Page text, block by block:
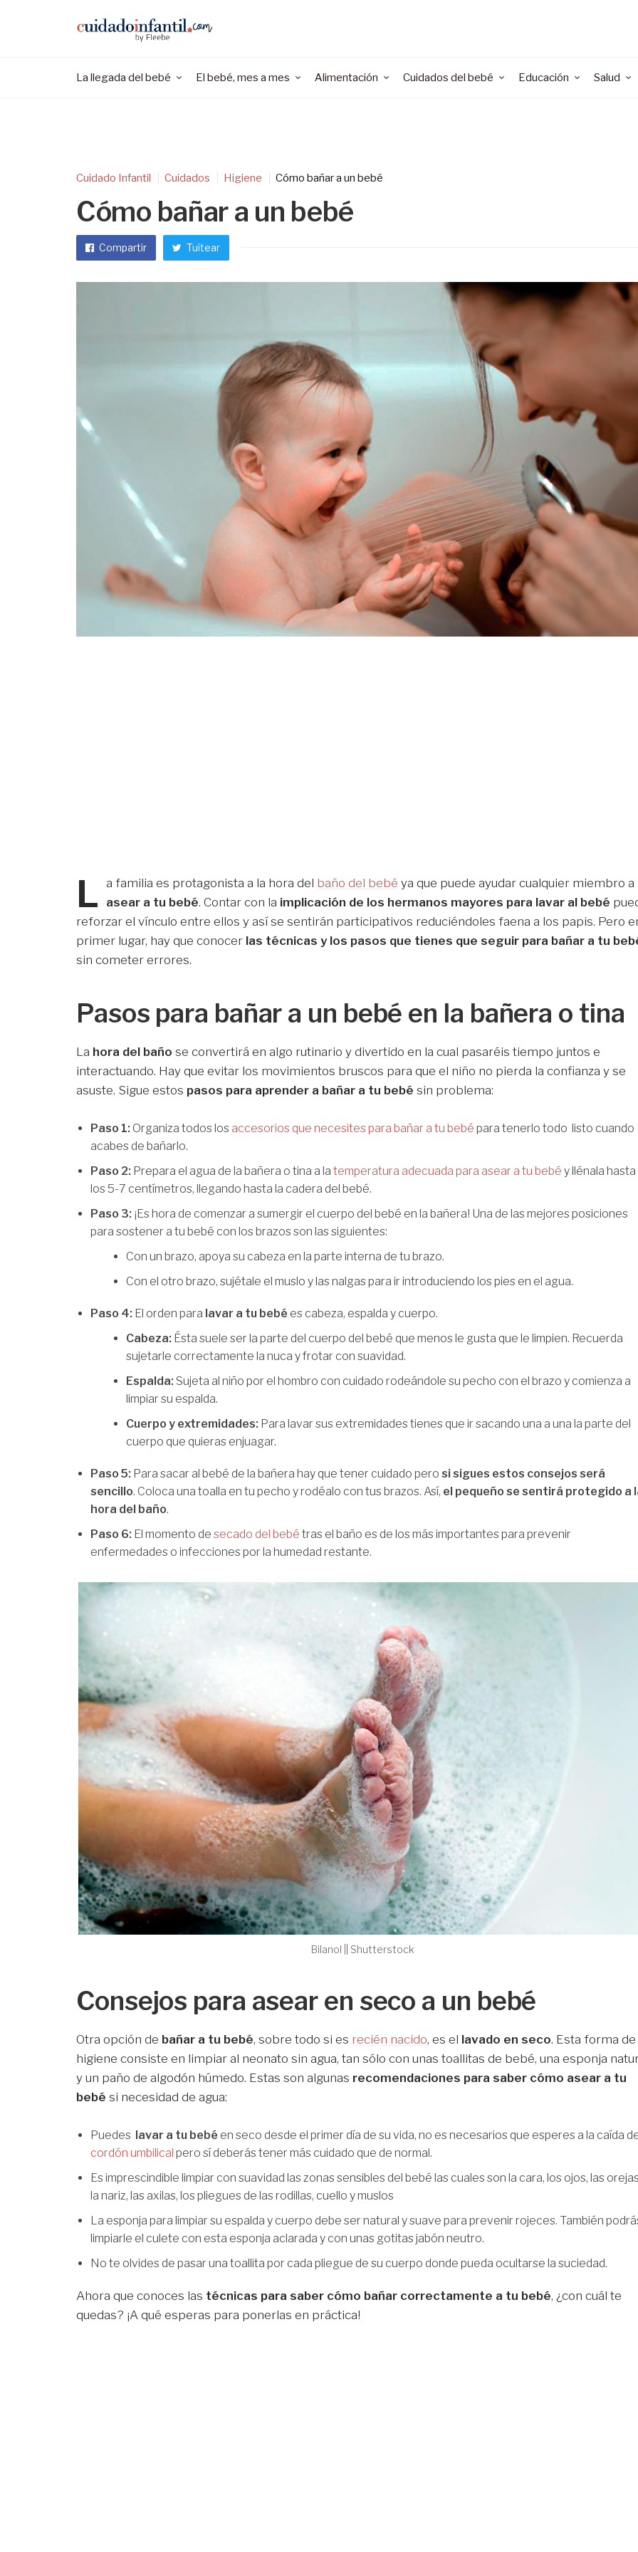
La llegada del bebé El bebé, mes a mes Alimentación Cuidados del bebé Educación Salud
Cuidado Infantil Cuidados Higiene Cómo bañar a un bebé
Cómo bañar a un bebé
Compartir Tuitear
L a familia es protagonista a la hora del baño del bebé ya que puede ayudar cualquier miembro a
asear a tu bebé. Contar con la implicación de los hermanos mayores para lavar al bebé
reforzar el vínculo entre ellos y así se sentirán participativos reduciéndoles faena a los papis. Pero
primer lugar, hay que conocer las técnicas y los pasos que tienes que seguir para bañar a tu
sin cometer errores.
Pasos para bañar a un bebé en la bañera o tina
La hora del baño se convertirá en algo rutinario y divertido en la cual pasaréis tiempo juntos e
interactuando. Hay que evitar los movimientos bruscos para que el niño no pierda la confianza y se
asuste. Sigue estos pasos para aprender a bañar a tu bebé sin problema:
Paso 1: Organiza todos los accesorios que necesites para bañar a tu bebé para tenerlo todo listo cuando
acabes de bañarlo.
Paso 2: Prepara el agua de la bañera o tina a la temperatura adecuada para asear a tu bebé y llénala hasta
los 5-7 centímetros, llegando hasta la cadera del bebé.
Paso 3: ¡Es hora de comenzar a sumergir el cuerpo del bebé en la bañera! Una de las mejores posiciones
para sostener a tu bebé con los brazos son las siguientes:
Con un brazo, apoya su cabeza en la parte interna de tu brazo.
Con el otro brazo, sujétale el muslo y las nalgas para ir introduciendo los pies en el agua.
Paso 4: El orden para lavar a tu bebé es cabeza, espalda y cuerpo.
Cabeza: Ésta suele ser la parte del cuerpo del bebé que menos le gusta que le limpien. Recuerda
sujetarle correctamente la nuca y frotar con suavidad.
Espalda: Sujeta al niño por el hombro con cuidado rodeándole su pecho con el brazo y comienza a
limpiar su espalda.
Cuerpo y extremidades: Para lavar sus extremidades tienes que ir sacando una a una la parte del
cuerpo que quieras enjuagar.
Paso 5: Para sacar al bebé de la bañera hay que tener cuidado pero si sigues estos consejos será
sencillo. Coloca una toalla en tu pecho y rodéalo con tus brazos. Así, el pequeño se sentirá protegido a
hora del baño.
Paso 6: El momento de secado del bebé tras el baño es de los más importantes para prevenir
enfermedades o infecciones por la humedad restante.
Bilanol || Shutterstock
Consejos para asear en seco a un bebé
Otra opción de bañar a tu bebé, sobre todo si es recién nacido, es el lavado en seco. Esta forma de
higiene consiste en limpiar al neonato sin agua, tan sólo con unas toallitas de bebé, una esponja
y un paño de algodón húmedo. Estas son algunas recomendaciones para saber cómo asear a tu
bebé si necesidad de agua:
Puedes lavar a tu bebé en seco desde el primer día de su vida, no es necesarios que esperes a la caída
cordón umbilical pero sí deberás tener más cuidado que de normal.
Es imprescindible limpiar con suavidad las zonas sensibles del bebé las cuales son la cara, los ojos, las
la nariz, las axilas, los pliegues de las rodillas, cuello y muslos
La esponja para limpiar su espalda y cuerpo debe ser natural y suave para prevenir rojeces. También
limpiarle el culete con esta esponja aclarada y con unas gotitas jabón neutro.
No te olvides de pasar una toallita por cada pliegue de su cuerpo donde pueda ocultarse la suciedad.
Ahora que conoces las técnicas para saber cómo bañar correctamente a tu bebé, ¿con cuál te
quedas? ¡A qué esperas para ponerlas en práctica!